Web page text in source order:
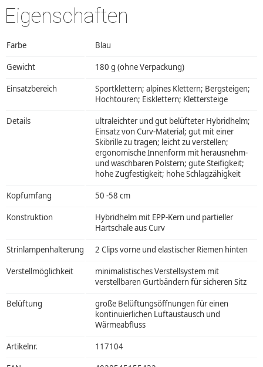
Eigenschaften
Farbe Blau
Gewicht 180 g (ohne Verpackung)
Einsatzbereich
Sportklettern; alpines Klettern; Bergsteigen;
Hochtouren; Eisklettern; Klettersteige
Details
ultraleichter und gut belüfteter Hybridhelm;
Einsatz von Curv-Material; gut mit einer
Skibrille zu tragen; leicht zu verstellen;
ergonomische Innenform mit herausnehm-
und waschbaren Polstern; gute Steifigkeit;
hohe Zugfestigkeit; hohe Schlagzähigkeit
Kopfumfang 50 -58 cm
Konstruktion
Hybridhelm mit EPP-Kern und partieller
Hartschale aus Curv
Strinlampenhalterung 2 Clips vorne und elastischer Riemen hinten
Verstellmöglichkeit
minimalistisches Verstellsystem mit
verstellbaren Gurtbändern für sicheren Sitz
Belüftung
große Belüftungsöffnungen für einen
kontinuierlichen Luftaustausch und
Wärmeabfluss
Artikelnr. 117104